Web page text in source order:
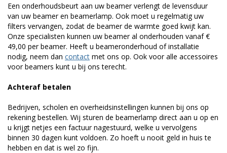
Een onderhoudsbeurt aan uw beamer verlengt de levensduur
van uw beamer en beamerlamp. Ook moet u regelmatig uw
filters vervangen, zodat de beamer de warmte goed kwijt kan.
Onze specialisten kunnen uw beamer al onderhouden vanaf €
49,00 per beamer. Heeft u beameronderhoud of installatie
nodig, neem dan contact met ons op. Ook voor alle accessoires
voor beamers kunt u bij ons terecht.
Achteraf betalen
Bedrijven, scholen en overheidsinstellingen kunnen bij ons op
rekening bestellen. Wij sturen de beamerlamp direct aan u op en
u krijgt netjes een factuur nagestuurd, welke u vervolgens
binnen 30 dagen kunt voldoen. Zo hoeft u nooit geld in huis te
hebben en dat is wel zo fijn.